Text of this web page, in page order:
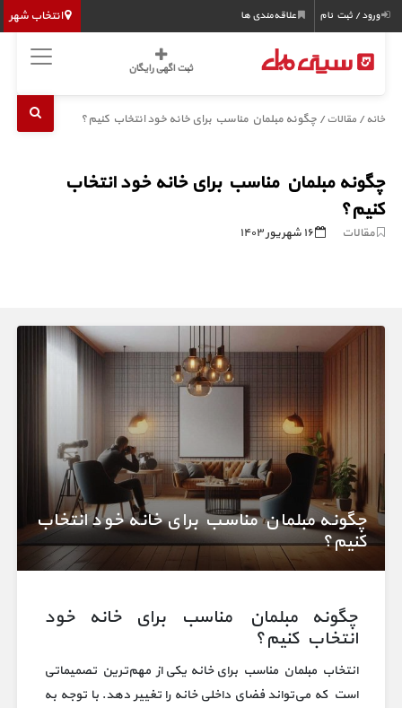
انتخاب شهر ورود / ثبت نام علاقه‌مندی ها
ثبت اگهی رایگان
خانه /مقالات/ چگونه مبلمان مناسب برای خانه خود انتخاب کنیم؟
چگونه مبلمان مناسب برای خانه خود انتخاب
کنیم؟
مقالات ۱۶ شهریور ۱۴۰۳
چگونه مبلمان مناسب برای خانه خود انتخاب
کنیم؟
چگونه مبلمان مناسب برای خانه خود
انتخاب کنیم؟
انتخاب مبلمان مناسب برای خانه یکی از مهم‌ترین تصمیماتی
است که می‌تواند فضای داخلی خانه را تغییر دهد. با توجه به